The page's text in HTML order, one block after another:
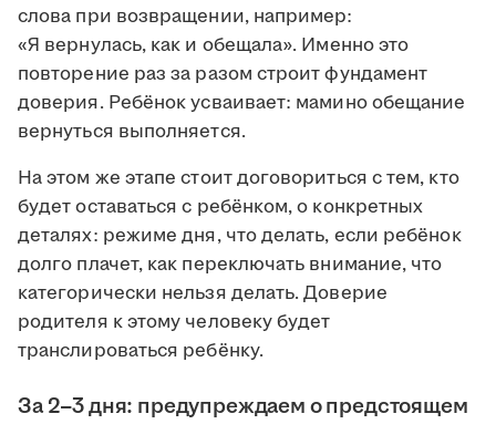
слова при возвращении, например:
«Я вернулась, как и обещала». Именно это
повторение раз за разом строит фундамент
доверия. Ребёнок усваивает: мамино обещание
вернуться выполняется.
На этом же этапе стоит договориться с тем, кто
будет оставаться с ребёнком, о конкретных
деталях: режиме дня, что делать, если ребёнок
долго плачет, как переключать внимание, что
категорически нельзя делать. Доверие
родителя к этому человеку будет
транслироваться ребёнку.
За 2–3 дня: предупреждаем о предстоящем